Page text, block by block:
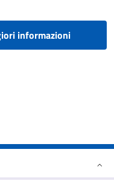
informazioni